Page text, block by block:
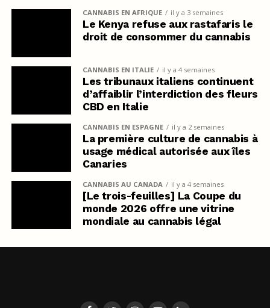
CANNABIS EN AFRIQUE il y a 3 semaines
Le Kenya refuse aux rastafaris le
droit de consommer du cannabis
CANNABIS EN ITALIE il y a 4 semaines
Les tribunaux italiens continuent
d’affaiblir l’interdiction des fleurs
CBD en Italie
CANNABIS EN ESPAGNE il y a 2 semaines
La première culture de cannabis à
usage médical autorisée aux îles
Canaries
CANNABIS AU CANADA il y a 4 semaines
[Le trois-feuilles] La Coupe du
monde 2026 offre une vitrine
mondiale au cannabis légal